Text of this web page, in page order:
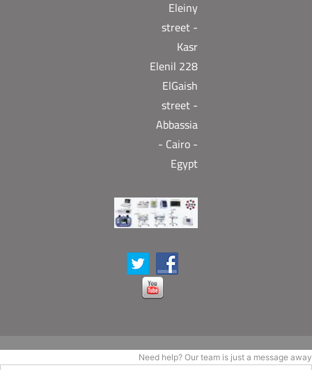
Eleiny
street -
Kasr
Elenil 228
ElGaish
street -
Abbassia
- Cairo -
Egypt
Need help? Our team is just a message away